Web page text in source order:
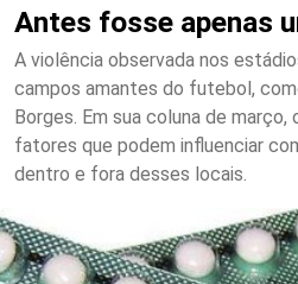
Antes fosse apenas
A violência observada nos
campos amantes do futebol,
Borges. Em sua coluna de
fatores que podem influenciar
dentro e fora desses locais.